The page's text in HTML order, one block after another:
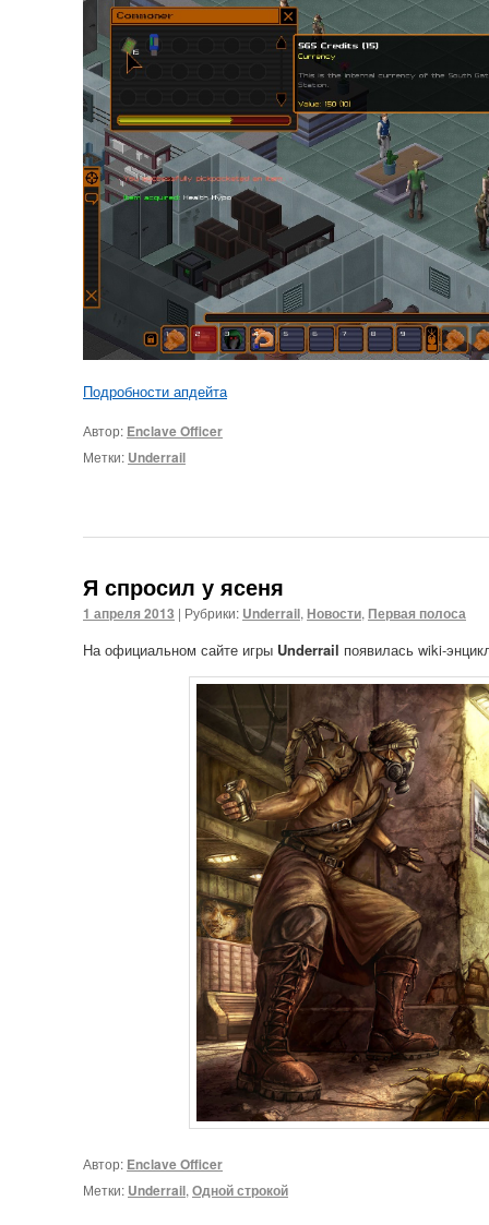
Подробности апдейта
Автор: Enclave Officer
Метки: Underrail
Я спросил у ясеня
1 апреля 2013 | Рубрики: Underrail, Новости, Первая полоса
На официальном сайте игры Underrail появилась wiki-
Автор: Enclave Officer
Метки: Underrail, Одной строкой